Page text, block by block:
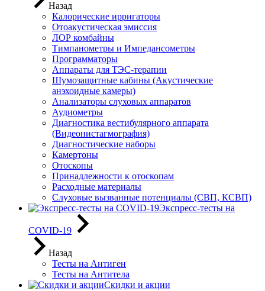
Назад
Калорические ирригаторы
Отоакустическая эмиссия
ЛОР комбайны
Тимпанометры и Импедансометры
Программаторы
Аппараты для ТЭС-терапии
Шумозащитные кабины (Акустические
анэхоидные камеры)
Анализаторы слуховых аппаратов
Аудиометры
Диагностика вестибулярного аппарата
(Видеонистагмография)
Диагностические наборы
Камертоны
Отоскопы
Принадлежности к отоскопам
Расходные материалы
Слуховые вызванные потенциалы (СВП, КСВП)
Экспресс-тесты на
COVID-19
Назад
Тесты на Антиген
Тесты на Антитела
Скидки и акции